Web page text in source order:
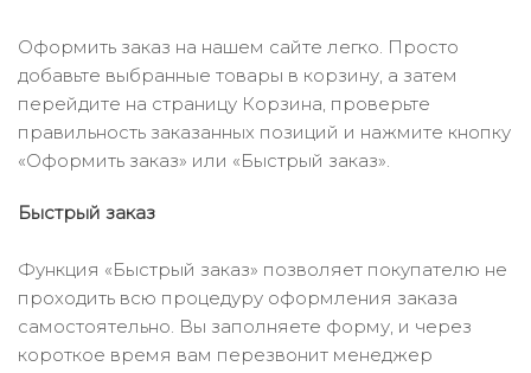
Оформить заказ на нашем сайте легко. Просто
добавьте выбранные товары в корзину, а затем
перейдите на страницу Корзина, проверьте
правильность заказанных позиций и нажмите кнопку
«Оформить заказ» или «Быстрый заказ».
Быстрый заказ
Функция «Быстрый заказ» позволяет покупателю не
проходить всю процедуру оформления заказа
самостоятельно. Вы заполняете форму, и через
короткое время вам перезвонит менеджер